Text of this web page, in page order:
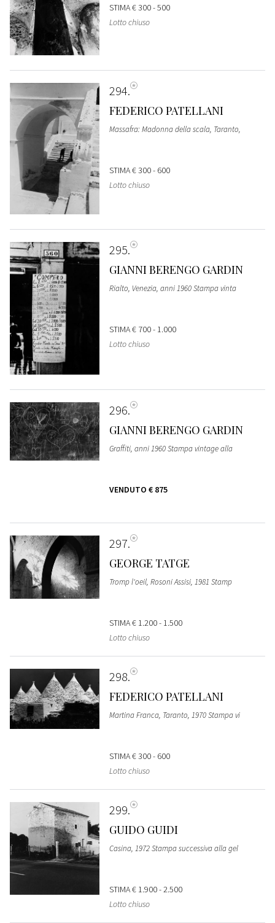
STIMA€ 300 - 500
Lotto chiuso
294
FEDERICO PATELLANI
Massafra: Madonna della scala, Taranto,
STIMA€ 300 - 600
Lotto chiuso
295
GIANNI BERENGO GARDIN
Rialto, Venezia, anni 1960 Stampa vinta
STIMA€ 700 - 1.000
Lotto chiuso
296
GIANNI BERENGO GARDIN
Graffiti, anni 1960 Stampa vintage alla
VENDUTO € 875
297
GEORGE TATGE
Tromp l'oeil, Rosoni Assisi, 1981 Stamp
STIMA€ 1.200 - 1.500
Lotto chiuso
298
FEDERICO PATELLANI
Martina Franca, Taranto, 1970 Stampa vi
STIMA€ 300 - 600
Lotto chiuso
299
GUIDO GUIDI
Casina, 1972 Stampa successiva alla gel
STIMA€ 1.900 - 2.500
Lotto chiuso